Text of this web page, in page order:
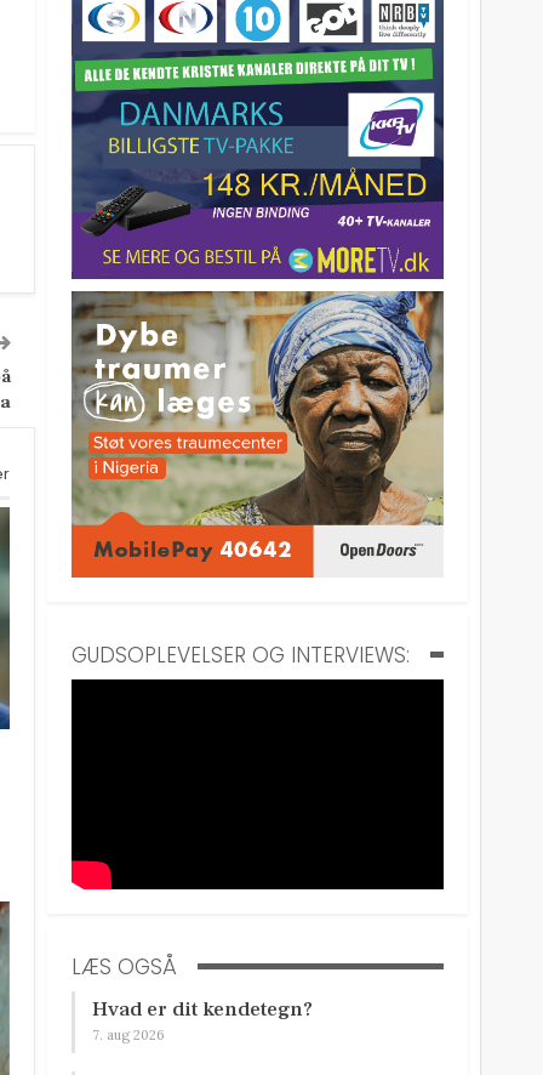
GUDSOPLEVELSER OG INTERVIEWS:
LÆS OGSÅ
Hvad er dit kendetegn?
7. aug 2026